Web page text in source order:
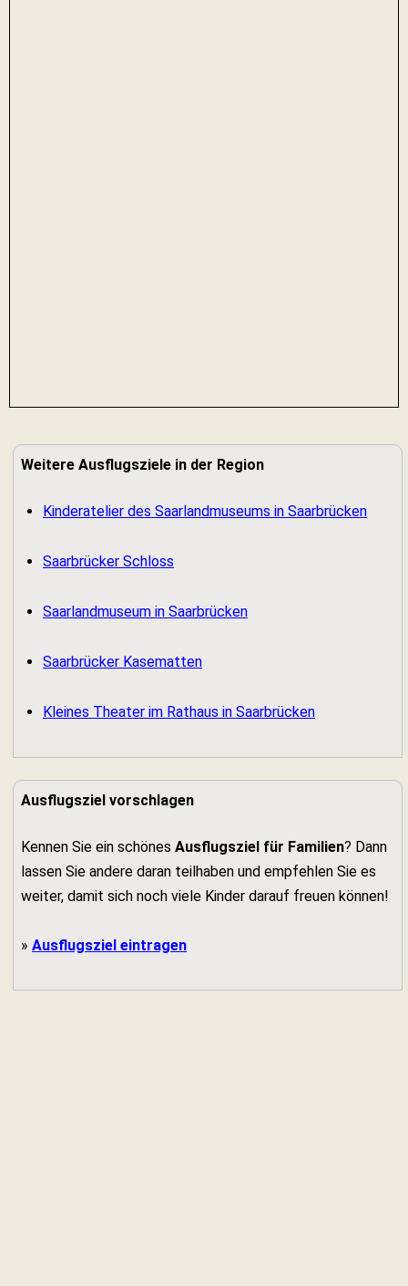
Weitere Ausflugsziele in der Region
Kinderatelier des Saarlandmuseums in Saarbrücken
Saarbrücker Schloss
Saarlandmuseum in Saarbrücken
Saarbrücker Kasematten
Kleines Theater im Rathaus in Saarbrücken
Ausflugsziel vorschlagen
Kennen Sie ein schönes Ausflugsziel für Familien? Dann
lassen Sie andere daran teilhaben und empfehlen Sie es
weiter, damit sich noch viele Kinder darauf freuen können!
» Ausflugsziel eintragen